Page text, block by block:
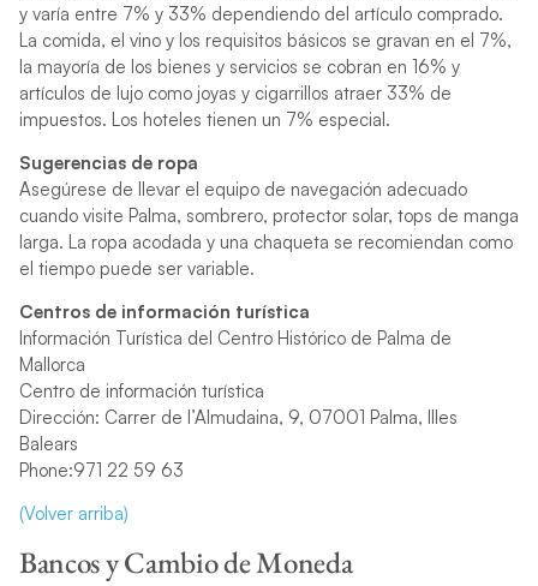
y varía entre 7% y 33% dependiendo del artículo comprado.
La comida, el vino y los requisitos básicos se gravan en el 7%,
la mayoría de los bienes y servicios se cobran en 16% y
artículos de lujo como joyas y cigarrillos atraer 33% de
impuestos. Los hoteles tienen un 7% especial.
Sugerencias de ropa
Asegúrese de llevar el equipo de navegación adecuado
cuando visite Palma, sombrero, protector solar, tops de manga
larga. La ropa acodada y una chaqueta se recomiendan como
el tiempo puede ser variable.
Centros de información turística
Información Turística del Centro Histórico de Palma de
Mallorca
Centro de información turística
Dirección: Carrer de l’Almudaina, 9, 07001 Palma, Illes
Balears
Phone:971 22 59 63
(Volver arriba)
Bancos y Cambio de Moneda